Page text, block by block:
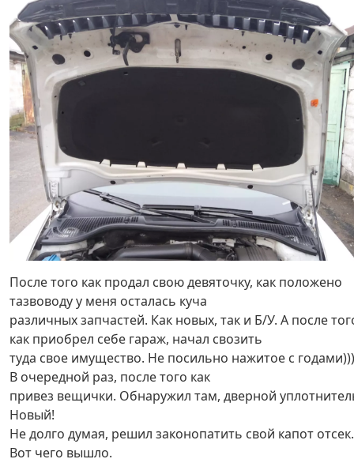
После того как продал свою девяточку, как положено
тазвоводу у меня осталась куча
различных запчастей. Как новых, так и Б/У. А после
как приобрел себе гараж, начал свозить
туда свое имущество. Не посильно нажитое с годами)))
В очередной раз, после того как
привез вещички. Обнаружил там, дверной
Новый!
Не долго думая, решил законопатить свой капот отсек.
Вот чего вышло.